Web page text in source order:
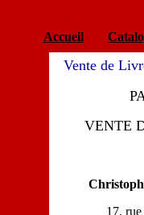
Accueil
Vente de
VENTE
17,